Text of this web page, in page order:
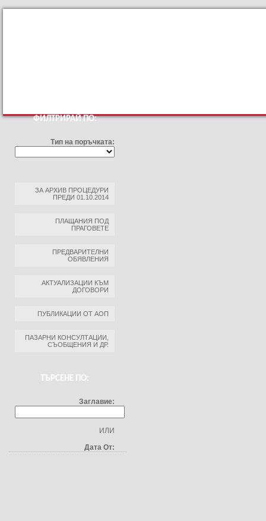
ФИЛТРИРАЙ ПО:
Тип на поръчката:
ЗА АРХИВ ПРОЦЕДУРИ
ПРЕДИ 01.10.2014
ПЛАЩАНИЯ ПОД
ПРАГОВЕТЕ
ПРЕДВАРИТЕЛНИ
ОБЯВЛЕНИЯ
АКТУАЛИЗАЦИИ КЪМ
ДОГОВОРИ
ПУБЛИКАЦИИ ОТ АОП
ПАЗАРНИ КОНСУЛТАЦИИ,
СЪОБЩЕНИЯ И ДР.
ТЪРСЕНЕ ПО:
Заглавие:
ИЛИ
Дата От: